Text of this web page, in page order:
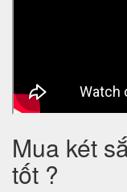
Mua két
tốt ?